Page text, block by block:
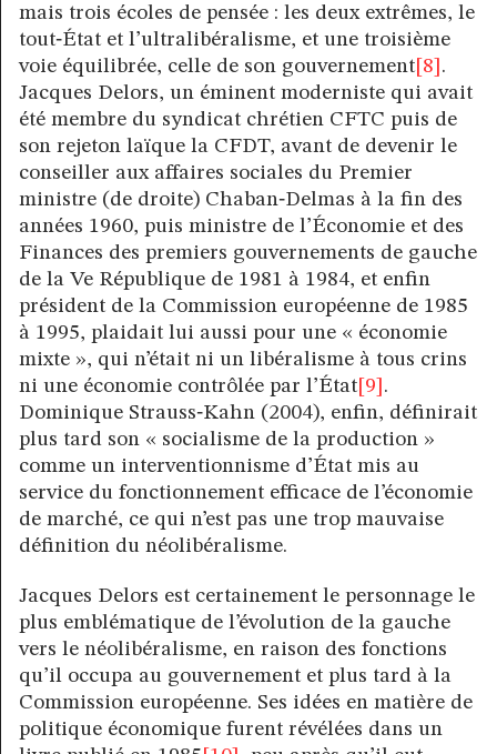
mais trois écoles de pensée : les deux extrêmes, le
tout‑État et l’ultralibéralisme, et une troisième
voie équilibrée, celle de son gouvernement[8] .
Jacques Delors, un éminent moderniste qui avait
été membre du syndicat chrétien CFTC puis de
son rejeton laïque la CFDT, avant de devenir le
conseiller aux affaires sociales du Premier
ministre (de droite) Chaban‑Delmas à la fin des
années 1960, puis ministre de l’Économie et des
Finances des premiers gouvernements de gauche
de la Ve République de 1981 à 1984, et enfin
président de la Commission européenne de 1985
à 1995, plaidait lui aussi pour une « économie
mixte », qui n’était ni un libéralisme à tous crins
ni une économie contrôlée par l’État[9] .
Dominique Strauss‑Kahn (2004), enfin, définirait
plus tard son « socialisme de la production »
comme un interventionnisme d’État mis au
service du fonctionnement efficace de l’économie
de marché, ce qui n’est pas une trop mauvaise
définition du néolibéralisme.
Jacques Delors est certainement le personnage le
plus emblématique de l’évolution de la gauche
vers le néolibéralisme, en raison des fonctions
qu’il occupa au gouvernement et plus tard à la
Commission européenne. Ses idées en matière de
politique économique furent révélées dans un